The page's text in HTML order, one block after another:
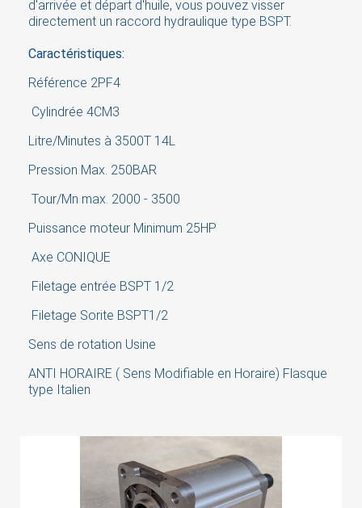
d'arrivée et départ d'huile, vous pouvez visser
directement un raccord hydraulique type BSPT.
Caractéristiques:
Référence 2PF4
Cylindrée 4CM3
Litre/Minutes à 3500T 14L
Pression Max. 250BAR
Tour/Mn max. 2000 - 3500
Puissance moteur Minimum 25HP
Axe CONIQUE
Filetage entrée BSPT 1/2
Filetage Sorite BSPT1/2
Sens de rotation Usine
ANTI HORAIRE ( Sens Modifiable en Horaire) Flasque
type Italien
wish list.